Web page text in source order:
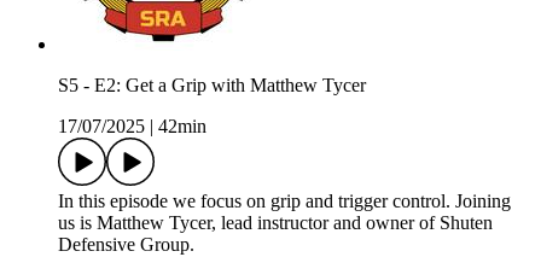
S5 - E2: Get a Grip with Matthew Tycer
17/07/2025
42min
In this episode we focus on grip and trigger control. Joining
us is Matthew Tycer, lead instructor and owner of Shuten
Defensive Group.